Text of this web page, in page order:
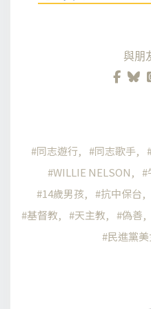
與朋
同志遊行 同志歌手
WILLIE NELSON
14歲男孩
抗中保台
基督教
天主教 偽善
民進黨美